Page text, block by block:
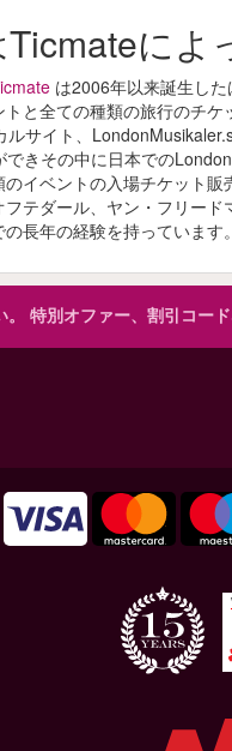
に
は2006年以来誕生し
と全ての種類の旅行のチ
サイト、
きその中に日本での
イベントの入場チケット
テダール、ヤン・フリー
長年の経験を持っています
特別オファー、割引コー